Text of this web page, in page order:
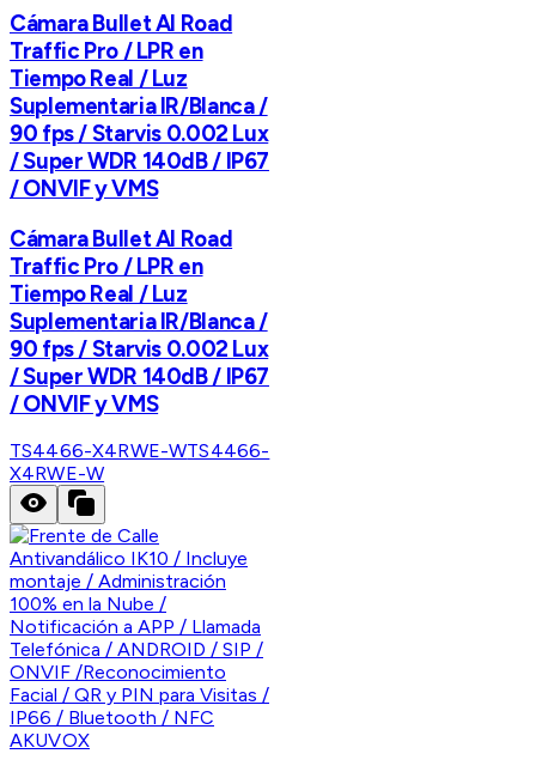
Cámara Bullet AI Road
Traffic Pro / LPR en
Tiempo Real / Luz
Suplementaria IR/Blanca /
90 fps / Starvis 0.002 Lux
/ Super WDR 140dB / IP67
/ ONVIF y VMS
Cámara Bullet AI Road
Traffic Pro / LPR en
Tiempo Real / Luz
Suplementaria IR/Blanca /
90 fps / Starvis 0.002 Lux
/ Super WDR 140dB / IP67
/ ONVIF y VMS
TS4466-X4RWE-WTS4466-
X4RWE-W
AKUVOX